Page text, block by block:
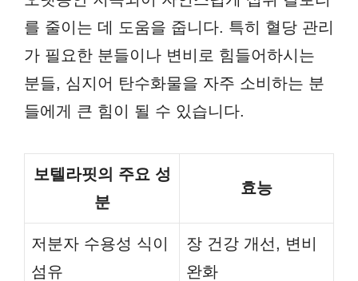
를 줄이는 데 도움을 줍니다. 특히 혈당 관리
가 필요한 분들이나 변비로 힘들어하시는
분들, 심지어 탄수화물을 자주 소비하는 분
들에게 큰 힘이 될 수 있습니다.
보텔라핏의 주요 성
분
효능
저분자 수용성 식이
섬유
장 건강 개선, 변비
완화